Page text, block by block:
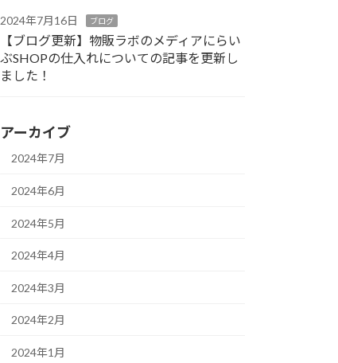
2024年7月16日 ブログ
【ブログ更新】物販ラボのメディアにらい
ぶSHOPの仕入れについての記事を更新し
ました！
アーカイブ
2024年7月
2024年6月
2024年5月
2024年4月
2024年3月
2024年2月
2024年1月